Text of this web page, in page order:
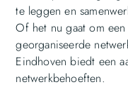
te leggen en
Of het nu gaat om
georganiseerde
Eindhoven biedt een
netwerkbehoeften.